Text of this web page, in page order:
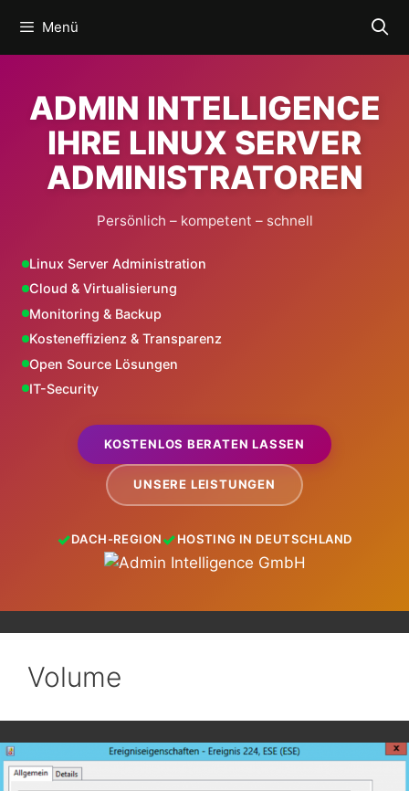
Inhalt
springen
Menü
ADMIN INTELLIGENCE
IHRE LINUX SERVER
ADMINISTRATOREN
Persönlich – kompetent – schnell
Linux Server Administration
Cloud & Virtualisierung
Monitoring & Backup
Kosteneffizienz & Transparenz
Open Source Lösungen
IT-Security
KOSTENLOS BERATEN LASSEN
UNSERE LEISTUNGEN
DACH-REGION HOSTING IN DEUTSCHLAND
Volume